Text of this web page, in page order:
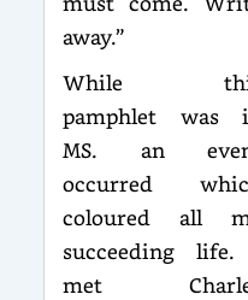
away.”
While
pamphlet was
MS. an
occurred
coloured all
succeeding
met